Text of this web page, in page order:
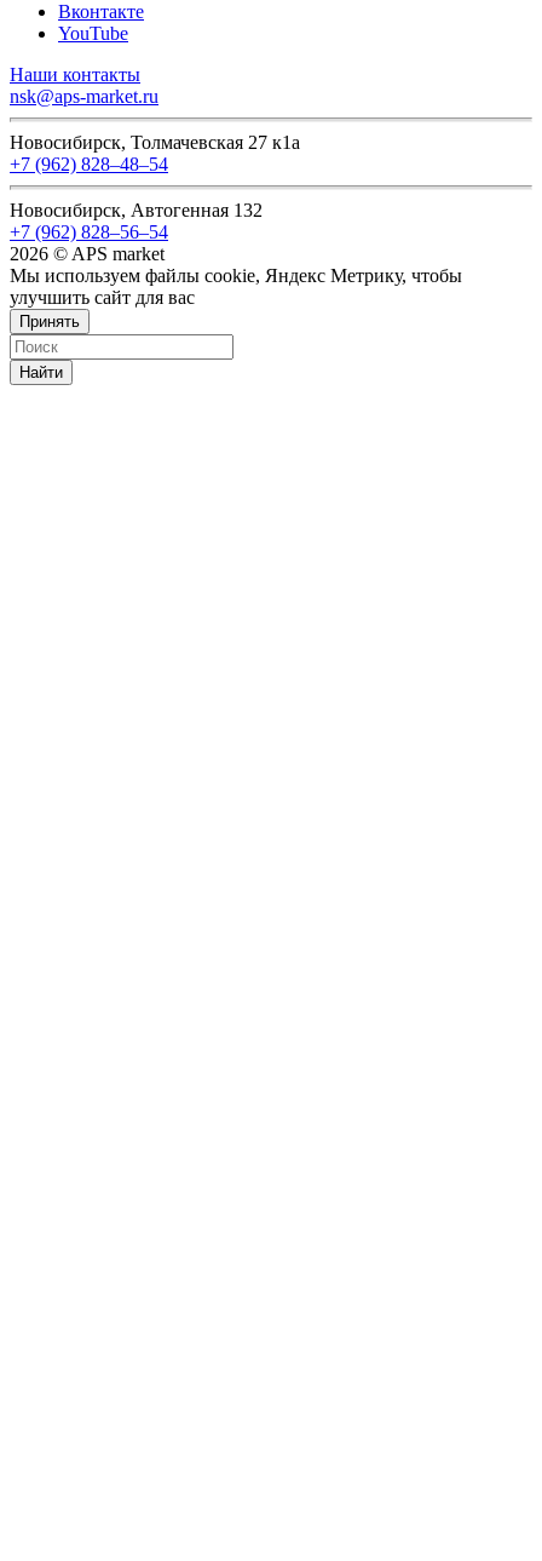
Вконтакте
YouTube
Наши контакты
nsk@aps-market.ru
Новосибирск, Толмачевская 27 к1а
+7 (962) 828‒48‒54
Новосибирск, Автогенная 132
+7 (962) 828‒56‒54
2026 © APS market
Мы используем файлы cookie, Яндекс Метрику, чтобы
улучшить сайт для вас
Принять
Найти